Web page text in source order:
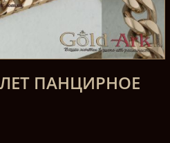
ПАНЦИРНОЕ